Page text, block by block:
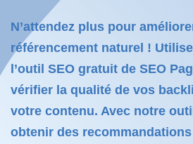
N’attendez plus pour
référencement naturel !
l’outil SEO gratuit de SEO
vérifier la qualité de vos
votre contenu. Avec notre
obtenir des